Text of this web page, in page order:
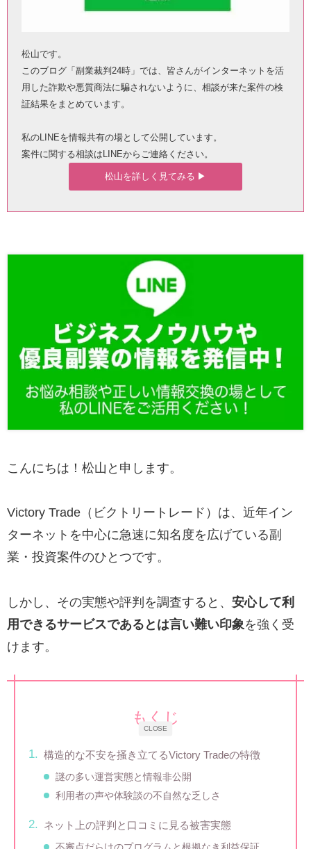
松山です。
このブログ「副業裁判24時」では、皆さんがインターネットを活
用した詐欺や悪質商法に騙されないように、相談が来た案件の検
証結果をまとめています。
私のLINEを情報共有の場として公開しています。
案件に関する相談はLINEからご連絡ください。
松山を詳しく見てみる ▶︎
こんにちは！松山と申します。
Victory Trade（ビクトリートレード）は、近年イン
ターネットを中心に急速に知名度を広げている副
業・投資案件のひとつです。
しかし、その実態や評判を調査すると、 安心して利
用できるサービスであるとは言い難い印象 を強く受
けます。
CLOSE
もくじ
構造的な不安を掻き立てるVictory Tradeの特徴
謎の多い運営実態と情報非公開
利用者の声や体験談の不自然な乏しさ
ネット上の評判と口コミに見る被害実態
不審点だらけのプログラムと根拠なき利益保証